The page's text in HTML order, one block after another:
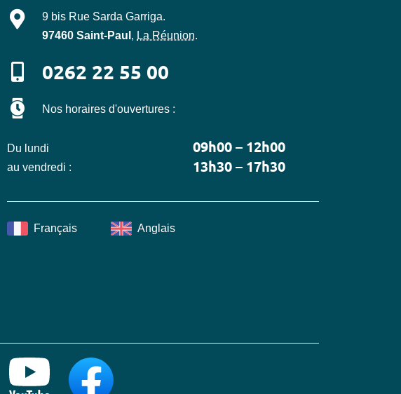
Mille-Tours
9 bis Rue Sarda Garriga.
97460 Saint-Paul , La Réunion.
0262 22 55 00
Nos horaires d'ouvertures :
Du lundi
au vendredi :
09h00 – 12h00
13h30 – 17h30
Français Anglais